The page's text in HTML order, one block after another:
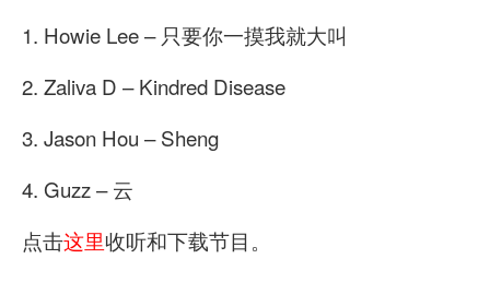
1. Howie Lee – 只要你一摸我就大叫
2. Zaliva D – Kindred Disease
3. Jason Hou – Sheng
4. Guzz – 云
点击这里收听和下载节目。